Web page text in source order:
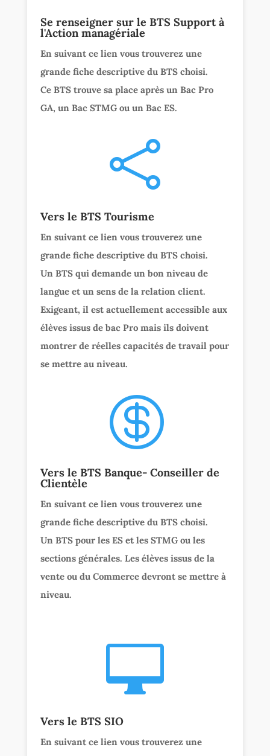
Se renseigner sur le BTS Support à
l'Action managériale
En suivant ce lien vous trouverez une
grande fiche descriptive du BTS choisi.
Ce BTS trouve sa place après un Bac Pro
GA, un Bac STMG ou un Bac ES.

Vers le BTS Tourisme
En suivant ce lien vous trouverez une
grande fiche descriptive du BTS choisi.
Un BTS qui demande un bon niveau de
langue et un sens de la relation client.
Exigeant, il est actuellement accessible aux
élèves issus de bac Pro mais ils doivent
montrer de réelles capacités de travail pour
se mettre au niveau.

Vers le BTS Banque- Conseiller de
Clientèle
En suivant ce lien vous trouverez une
grande fiche descriptive du BTS choisi.
Un BTS pour les ES et les STMG ou les
sections générales. Les élèves issus de la
vente ou du Commerce devront se mettre à
niveau.

Vers le BTS SIO
En suivant ce lien vous trouverez une